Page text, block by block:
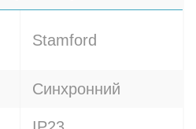
Stamford
Синхронний